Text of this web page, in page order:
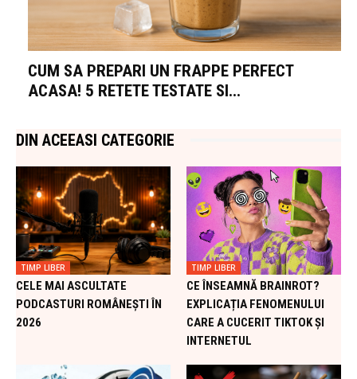
CUM SA PREPARI UN FRAPPE PERFECT
ACASA! 5 RETETE TESTATE SI...
DIN ACEEASI CATEGORIE
TIMP LIBER
CELE MAI ASCULTATE
PODCASTURI ROMÂNEȘTI ÎN
2026
TIMP LIBER
CE ÎNSEAMNĂ BRAINROT?
EXPLICAȚIA FENOMENULUI
CARE A CUCERIT TIKTOK ȘI
INTERNETUL